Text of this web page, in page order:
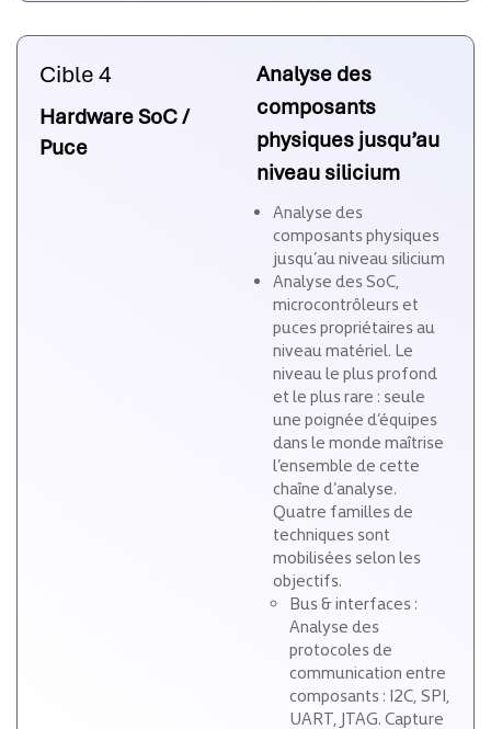
Cible 4
Hardware SoC /
Puce
Analyse des
composants
physiques jusqu’au
niveau silicium
Analyse des
composants physiques
jusqu’au niveau silicium
Analyse des SoC,
microcontrôleurs et
puces propriétaires au
niveau matériel. Le
niveau le plus profond
et le plus rare : seule
une poignée d’équipes
dans le monde maîtrise
l’ensemble de cette
chaîne d’analyse.
Quatre familles de
techniques sont
mobilisées selon les
objectifs.
Bus & interfaces :
Analyse des
protocoles de
communication entre
composants : I2C, SPI,
UART, JTAG. Capture